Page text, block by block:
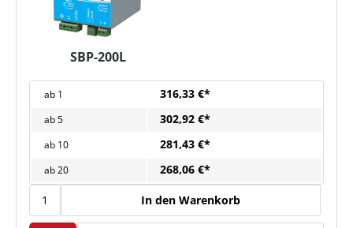
SBP-200L
ab 1 316,33 €*
ab5 302,92 €*
ab 10 281,43 €*
ab20 268,06 €*
In den Warenkorb